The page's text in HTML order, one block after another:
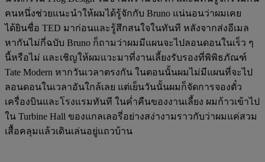
คนหนึ่งช่วยแนะนำให้ผมได้รู้จักกับ Bruno แน่นอนว่าผมเคย
ได้ยินชื่อ TED มาก่อนและรู้สึกสนใจในทันที หลังจากส่งอีเมล
หากันไม่กี่ฉบับ Bruno ก็ถามว่าผมมีแผนจะไปลอนดอนในเร็ว ๆ
นี้หรือไม่ และเชิญให้ผมแวะมาที่งานเลี้ยงรับรองที่พิพิธภัณฑ์
Tate Modern หากวันเวลาตรงกัน ในตอนนั้นผมไม่มีแผนที่จะไป
ลอนดอนในเวลาอันใกล้เลย แต่เย็นวันนั้นผมก็จัดการจองตั๋ว
เครื่องบินและโรงแรมทันที ในค่ำคืนของงานเลี้ยง ผมก้าวเข้าไป
ใน Turbine Hall ของแกลเลอรี่อย่างสง่างามราวกับว่าผมแค่สวม
เสื้อคลุมแล้วเดินเล่นอยู่แถวบ้าน